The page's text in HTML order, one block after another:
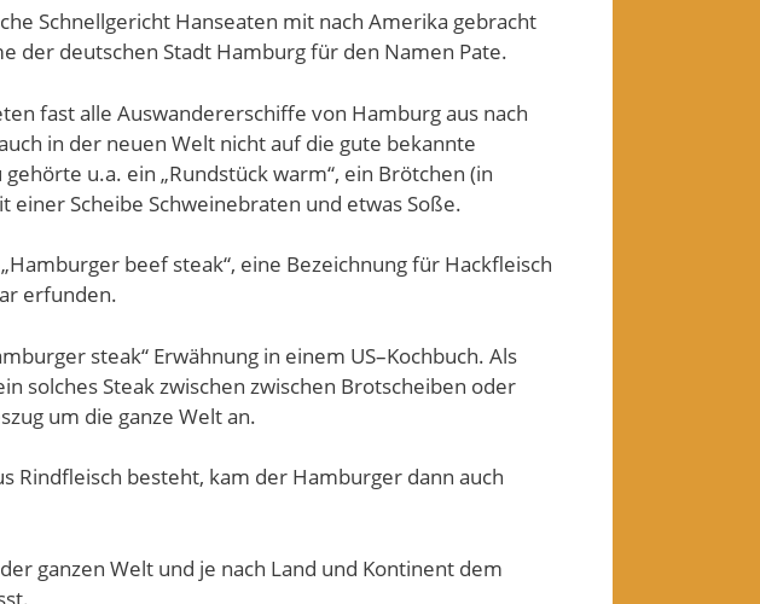
Schnellgericht Hanseaten mit nach Amerika gebracht
der deutschen Stadt Hamburg für den Namen Pate.
fast alle Auswandererschiffe von Hamburg aus nach
in der neuen Welt nicht auf die gute bekannte
u.a. ein „Rundstück warm“, ein Brötchen (in
einer Scheibe Schweinebraten und etwas Soße.
beef steak“, eine Bezeichnung für Hackfleisch
erfunden.
steak“ Erwähnung in einem US–Kochbuch. Als
solches Steak zwischen zwischen Brotscheiben oder
um die ganze Welt an.
Rindfleisch besteht, kam der Hamburger dann auch
ganzen Welt und je nach Land und Kontinent dem